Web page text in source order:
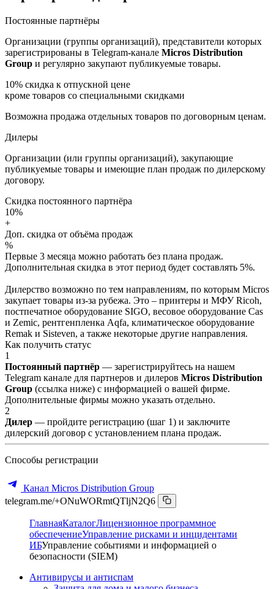
Постоянные партнёры
Организации (группы организаций), представители которых
зарегистрированы в Telegram-канале Micros Distribution
Group и регулярно закупают публикуемые товары.
10% скидка к отпускной цене
кроме товаров со специальными скидками
Возможна продажа отдельных товаров по договорным ценам.
Дилеры
Организации (или группы организаций), закупающие
публикуемые товары и имеющие план продаж по дилерскому
договору.
Скидка постоянного партнёра
10%
+
Доп. скидка от объёма продаж
%
Первые 3 месяца можно работать без плана продаж.
Дополнительная скидка в этот период будет составлять 5%.
Дилерство возможно по тем направлениям, по которым Micros
закупает товары из-за рубежа. Это – принтеры и МФУ Ricoh,
постпечатное оборудование SIGO, весовое оборудование Cas
и Zemic, рентгенпленка Aqfa, климатическое оборудование
Remak и Sisteven, а также некоторые другие направления.
Как получить статус
1
Постоянный партнёр — зарегистрируйтесь на нашем
Telegram канале для партнеров и дилеров Micros Distribution
Group (ссылка ниже) с информацией о вашей фирме.
Дополнительные фирмы можно указать отдельно.
2
Дилер — пройдите регистрацию (шаг 1) и заключите
дилерский договор с установлением плана продаж.
Способы регистрации
Канал Micros Distribution Group
telegram.me/+ONuWORmtQTljN2Q6
ГлавнаяКаталогЛицензионное программное
обеспечениеУправление рисками и инцидентами
ИБУправление событиями и информацией о
безопасности (SIEM)
Антивирусы и антиспам